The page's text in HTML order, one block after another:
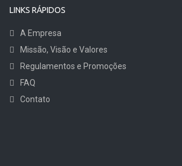
LINKS RÁPIDOS
A Empresa
Missão, Visão e Valores
Regulamentos e Promoções
FAQ
Contato